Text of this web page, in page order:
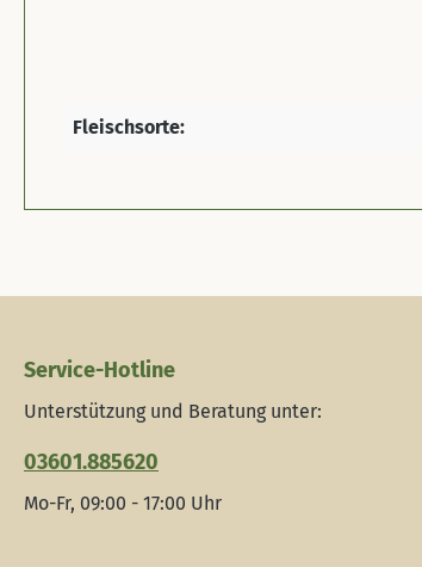
Fleischsorte:
Service-Hotline
Unterstützung und Beratung unter:
03601.885620
Mo-Fr, 09:00 - 17:00 Uhr